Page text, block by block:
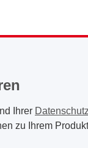
Ihrer
zu Ihrem